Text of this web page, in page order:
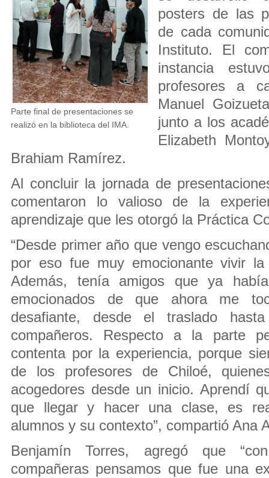
Parte final de presentaciones se
realizó en la biblioteca del IMA.
posters de las
de cada
Instituto. El
instancia
profesores a
Manuel
junto a los
Elizabeth
Brahiam Ramírez.
Al concluir la jornada de
comentaron lo valioso de la
aprendizaje que les otorgó la Práctica
“Desde primer año que vengo
por eso fue muy emocionante vivir la
Además, tenía amigos que ya
emocionados de que ahora me
desafiante, desde el traslado
compañeros. Respecto a la parte
contenta por la experiencia, porque
de los profesores de Chiloé,
acogedores desde un inicio. Aprendí
que llegar y hacer una clase, es
alumnos y su contexto”, compartió Ana
Benjamín Torres, agregó que
compañeras pensamos que fue una